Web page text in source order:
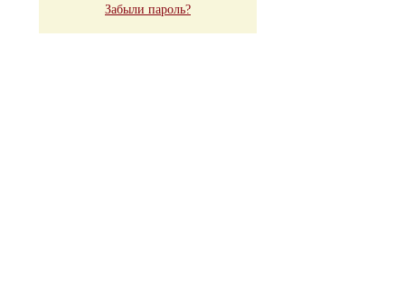
Забыли пароль?